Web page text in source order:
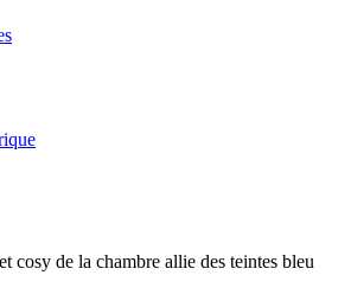
cosy de la chambre allie des teintes bleu